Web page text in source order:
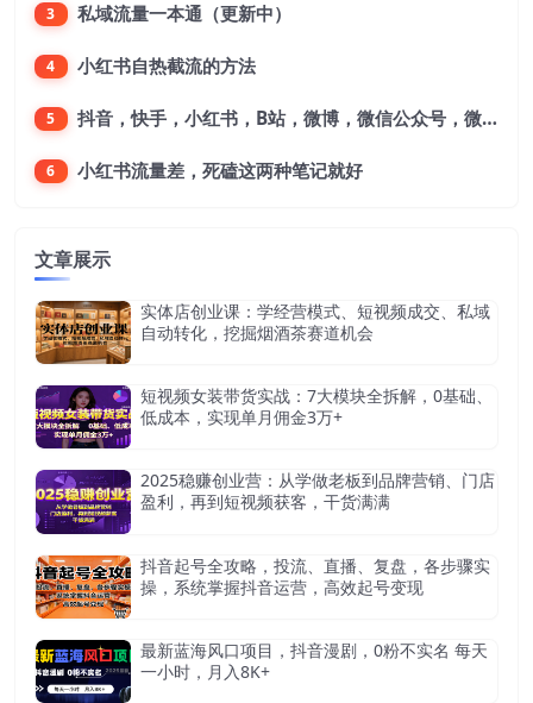
3 私域流量一本通（更新中）
4 小红书自热截流的方法
5 抖音，快手，小红书，B站，微博，微信公众号，微信视频号。每一个平台，都是不一样的机会，对应不一样的赚钱思路
6 小红书流量差，死磕这两种笔记就好
文章展示
实体店创业课：学经营模式、短视频成交、私域
自动转化，挖掘烟酒茶赛道机会
短视频女装带货实战：7大模块全拆解，0基础、
低成本，实现单月佣金3万+
2025稳赚创业营：从学做老板到品牌营销、门店
盈利，再到短视频获客，干货满满
抖音起号全攻略，投流、直播、复盘，各步骤实
操，系统掌握抖音运营，高效起号变现
最新蓝海风口项目，抖音漫剧，0粉不实名 每天
一小时，月入8K+